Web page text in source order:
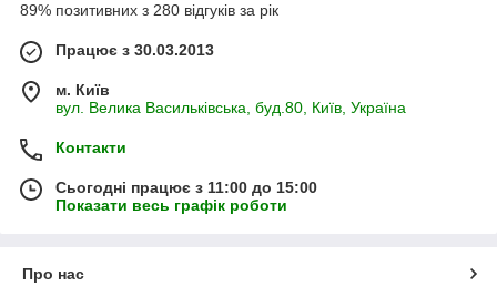
89% позитивних з 280 відгуків за рік
Працює з 30.03.2013
м. Київ
вул. Велика Васильківська, буд.80, Київ, Україна
Контакти
Сьогодні працює з 11:00 до 15:00
Показати весь графік роботи
Про нас